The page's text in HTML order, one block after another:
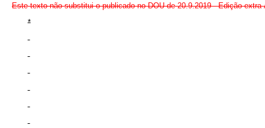
Este texto não substitui o publicado no DOU de 20.9.2019 - Edição
*